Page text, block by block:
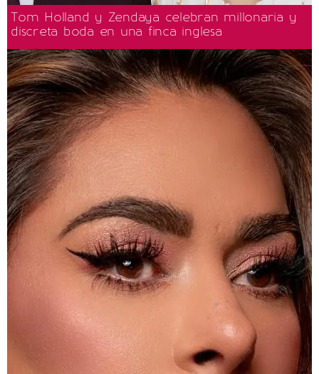
Tom Holland y Zendaya celebran millonaria y
discreta boda en una finca inglesa